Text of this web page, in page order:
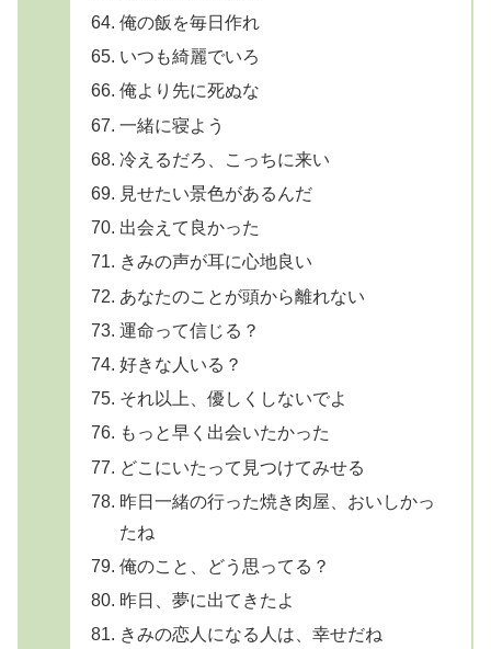
俺の飯を毎日作れ
いつも綺麗でいろ
俺より先に死ぬな
一緒に寝よう
冷えるだろ、こっちに来い
見せたい景色があるんだ
出会えて良かった
きみの声が耳に心地良い
あなたのことが頭から離れない
運命って信じる？
好きな人いる？
それ以上、優しくしないでよ
もっと早く出会いたかった
どこにいたって見つけてみせる
昨日一緒の行った焼き肉屋、おいしかっ
たね
俺のこと、どう思ってる？
昨日、夢に出てきたよ
きみの恋人になる人は、幸せだね